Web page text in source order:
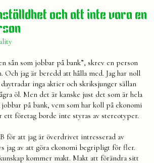
pengar
och att inte vara en
sån som jobbar på bank”, skrev en person
Och jag är beredd att hålla med. Jag har noll
inga aktier och skriksjunger sällan
öl. Men det är kanske just det som är hela
på bank, vem som har koll på ekonomi
ett företag borde inte styras av stereotyper.
för att jag är överdrivet intresserad av
jag av att göra ekonomi begripligt för fler.
kommer makt. Makt att förändra sitt